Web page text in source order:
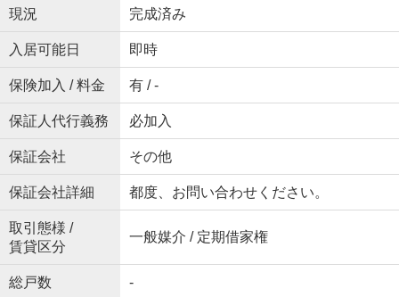
現況 完成済み
入居可能日 即時
保険加入 / 料金 有 / -
保証人代行義務 必加入
保証会社 その他
保証会社詳細 都度、お問い合わせください。
取引態様 /
賃貸区分
一般媒介 / 定期借家権
総戸数 -